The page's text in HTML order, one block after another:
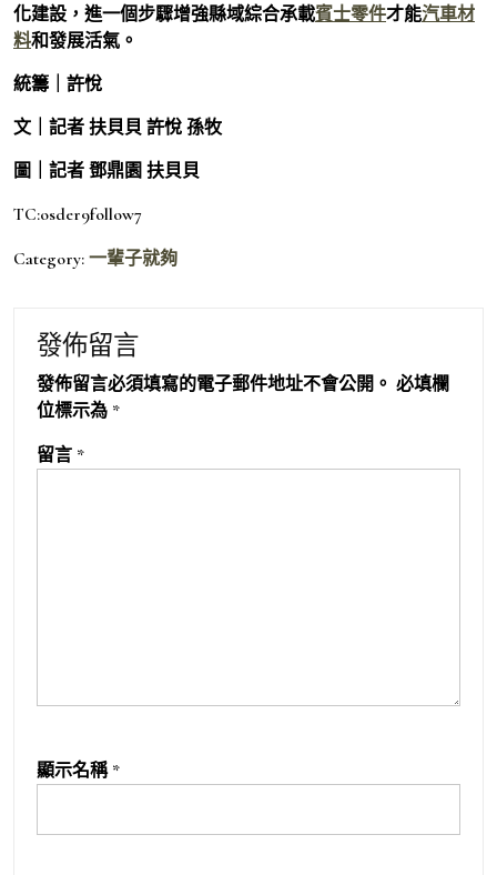
化建設，進一個步驟增強縣域綜合承載賓士零件才能汽車材
料和發展活氣。
統籌｜許悅
文｜記者 扶貝貝 許悅 孫牧
圖｜記者 鄧鼎園 扶貝貝
TC:osder9follow7
Category: 一輩子就夠
發佈留言
發佈留言必須填寫的電子郵件地址不會公開。 必填欄
位標示為 *
留言 *
顯示名稱 *